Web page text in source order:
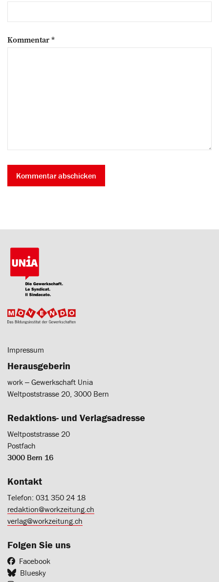
Kommentar*
Impressum
Herausgeberin
work ‒ Gewerkschaft Unia
Weltpoststrasse 20, 3000 Bern
Redaktions- und Verlagsadresse
Weltpoststrasse 20
Postfach
3000 Bern 16
Kontakt
Telefon: 031 350 24 18
redaktion@workzeitung.ch
verlag@workzeitung.ch
Folgen Sie uns
Facebook
Bluesky